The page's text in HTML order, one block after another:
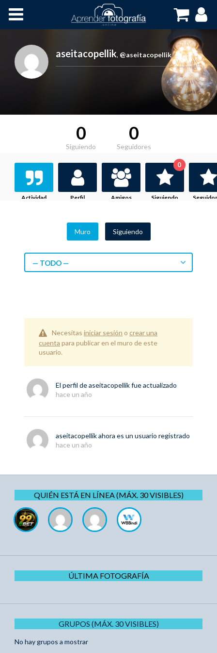
Cursos OnLine
aseitacopellik, @aseitacopellik
0
Siguiendo
0
Seguidores
Actividad Perfil Amigos Siguiendo
0
Muro Siguiendo
— TODO —
Necesitas iniciar sesión o crear una
cuenta para publicar en el muro de este
usuario.
El perfil deaseitacopellikfue actualizado
hace un año
aseitacopellikahora es un usuario registrado
hace un año
QUIÉN ESTÁ EN LÍNEA (MÁX. 30 VISIBLES)
ÚLTIMA FOTOGRAFÍA
GRUPOS (MÁX. 30 VISIBLES)
No hay grupos a mostrar